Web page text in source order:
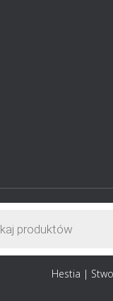
Hestia |